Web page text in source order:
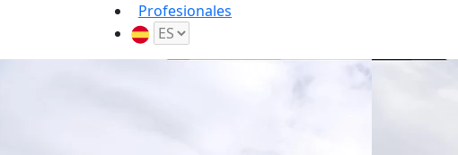
Profesionales